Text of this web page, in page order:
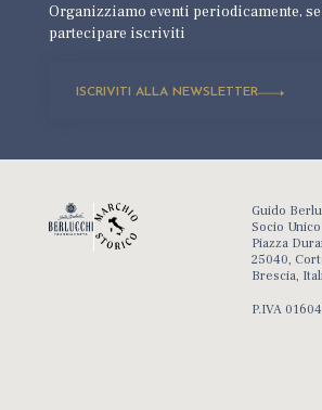
Organizziamo eventi periodicamente,
partecipare iscriviti
ISCRIVITI ALLA NEWSLETTER
Guido
Socio Unico
Piazza
25040,
Brescia,
P.IVA